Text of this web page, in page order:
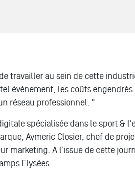
travailler au sein de cette
événement, les coûts
réseau professionnel. "
spécialisée dans le sport &
Aymeric Closier, chef de
marketing. A l’issue de cette
Elysées.